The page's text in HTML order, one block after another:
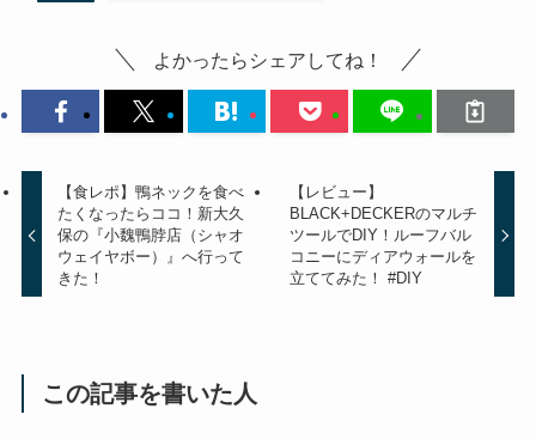
よかったらシェアしてね！
【食レポ】鴨ネックを食べ
たくなったらココ！新大久
保の『小魏鴨脖店（シャオ
ウェイヤボー）』へ行って
きた！
【レビュー】
BLACK+DECKERのマルチ
ツールでDIY！ルーフバル
コニーにディアウォールを
立ててみた！ #DIY
この記事を書いた人